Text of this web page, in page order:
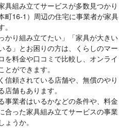
具組み立てサービスが多数見つかり
町16-1）周辺の住宅に事業者が家具
かり組み立てたい」「家具が大きい
る」とお困りの方は、くらしのマー
を料金や口コミで比較し、オンライ
ができます。
信頼されている店舗や、無償のやり
舗もあります。
事業者はいるかなどの条件や、料金
合った家具組み立てサービスの事業
うか。